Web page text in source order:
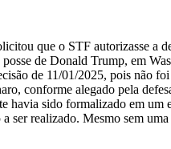
que o STF autorizasse a
de Donald Trump, em
de 11/01/2025, pois não
conforme alegado pela
havia sido formalizado em
ser realizado. Mesmo sem